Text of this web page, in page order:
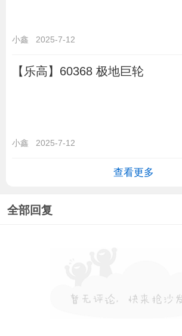
小鑫 2025-7-12
【乐高】60368 极地巨轮
小鑫 2025-7-12
查看更多
全部回复